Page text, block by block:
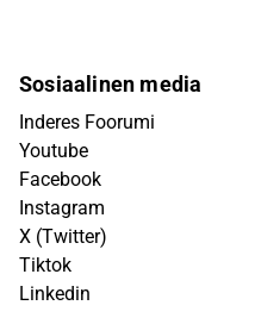
Sosiaalinen media
Inderes Foorumi
Youtube
Facebook
Instagram
X (Twitter)
Tiktok
Linkedin